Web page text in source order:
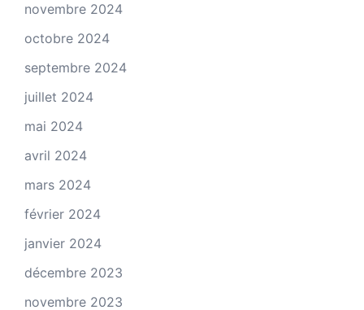
novembre 2024
octobre 2024
septembre 2024
juillet 2024
mai 2024
avril 2024
mars 2024
février 2024
janvier 2024
décembre 2023
novembre 2023